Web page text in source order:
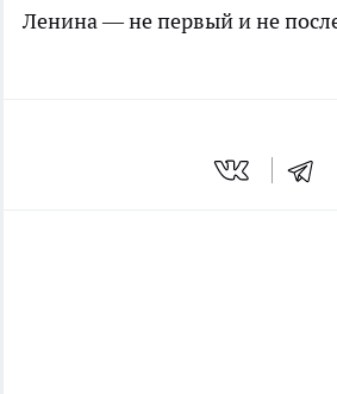
Ленина — не первый и не